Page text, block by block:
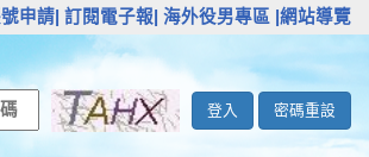
申請| 訂閱電子報| 海外役男專區 |網站導覽
登入 密碼重設